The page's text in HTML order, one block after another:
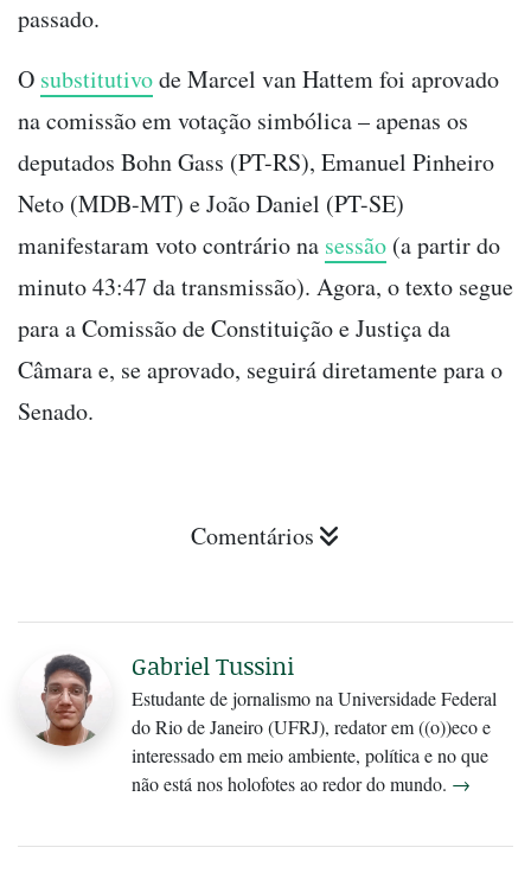
passado.
O substitutivode Marcel van Hattem foi aprovado
na comissão em votação simbólica – apenas os
deputados Bohn Gass (PT-RS), Emanuel Pinheiro
Neto (MDB-MT) e João Daniel (PT-SE)
manifestaram voto contrário na sessão (a partir do
minuto 43:47 da transmissão). Agora, o texto segue
para a Comissão de Constituição e Justiça da
Câmara e, se aprovado, seguirá diretamente para o
Senado.
Comentários
Gabriel Tussini
Estudante de jornalismo na Universidade Federal
do Rio de Janeiro (UFRJ), redator em ((o))eco e
interessado em meio ambiente, política e no que
não está nos holofotes ao redor do mundo. →